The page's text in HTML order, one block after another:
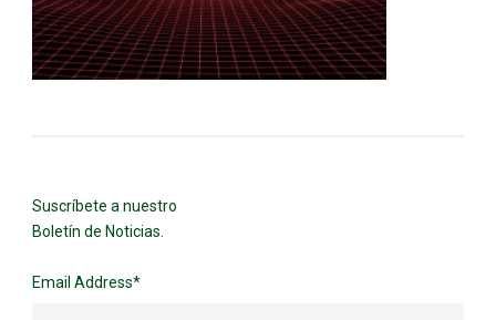
Suscríbete a nuestro
Boletín de Noticias.
Email Address*